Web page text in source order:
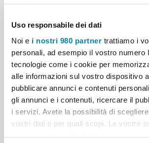
Uso responsabile dei dati
Noi e i nostri 980 partner trattiamo i
personali, ad esempio il vostro numero
tecnologie come i cookie per
alle informazioni sul vostro dispositivo
pubblicare annunci e contenuti
gli annunci e i contenuti, ricercare il
i servizi. Avete la possibilità di
vostri dati e per quali scopi. Le vostre
Via San Francesco da
0965 883777
Sede di Taurianova
Via Zaccaria Traversa I,
0966 615233